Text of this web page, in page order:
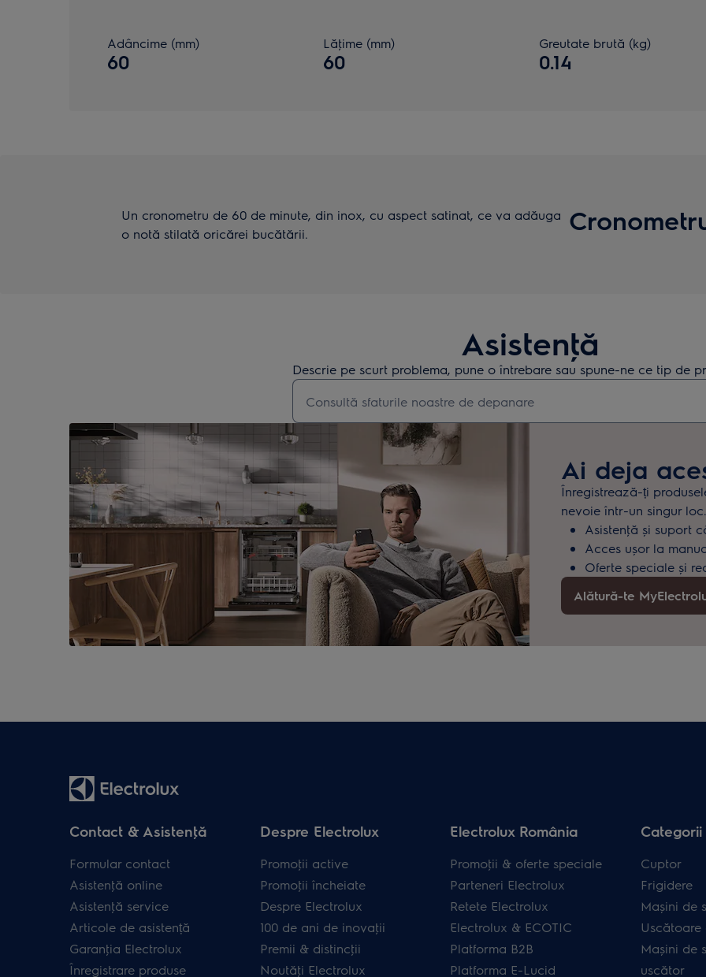
Adâncime (mm)
60
Lăţime (mm)
60
Greutate brută (kg)
0.14
Un cronometru de 60 de minute, din inox, cu aspect satinat, ce va adăuga
o notă stilată oricărei bucătării.
Asistenţă
Descrie pe scurt problema, pune o întrebare sau spune-ne ce tip de
Type to search for support articles
Ai deja
Înregistrează-ți
nevoie într-un singur loc.
Asistenţă și suport
Acces ușor la
Oferte speciale și
Alătură-te
Contact & Asistenţă
Formular contact
Asistenţă online
Asistenţă service
Articole de asistență
Garanţia Electrolux
Înregistrare produse
Despre Electrolux
Promoţii active
Promoţii încheiate
Despre Electrolux
100 de ani de inovaţii
Premii & distincţii
Noutăţi Electrolux
Electrolux România
Promoţii & oferte speciale
Parteneri Electrolux
Retete Electrolux
Electrolux & ECOTIC
Platforma B2B
Platforma E-Lucid
Cuptor
Frigidere
Mașini de
Uscătoare
Mașini de
uscător